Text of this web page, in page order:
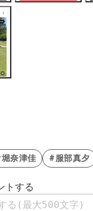
奈津佳 #服部真夕